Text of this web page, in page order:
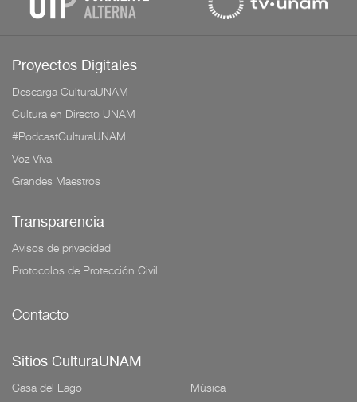
Proyectos Digitales
Descarga CulturaUNAM
Cultura en Directo UNAM
#PodcastCulturaUNAM
Voz Viva
Grandes Maestros
Transparencia
Avisos de privacidad
Protocolos de Protección Civil
Contacto
Sitios CulturaUNAM
Casa del Lago
Música